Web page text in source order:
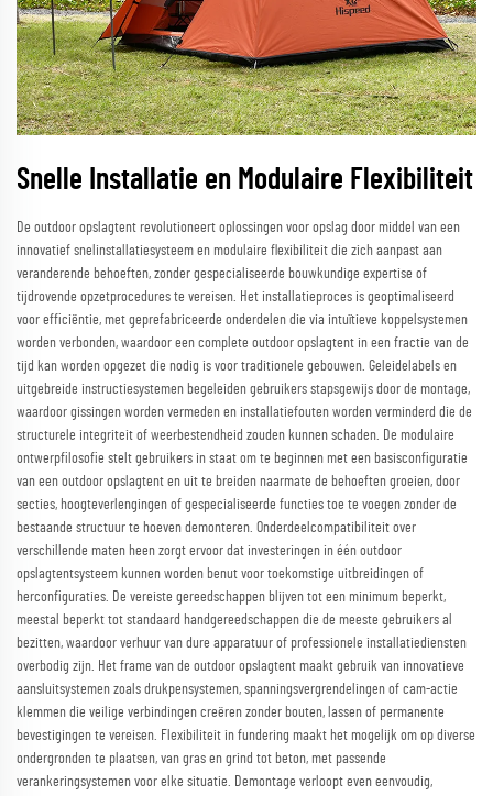
Snelle Installatie en Modulaire Flexibiliteit
De outdoor opslagtent revolutioneert oplossingen voor opslag door middel van een
innovatief snelinstallatiesysteem en modulaire flexibiliteit die zich aanpast aan
veranderende behoeften, zonder gespecialiseerde bouwkundige expertise of
tijdrovende opzetprocedures te vereisen. Het installatieproces is geoptimaliseerd
voor efficiëntie, met geprefabriceerde onderdelen die via intuïtieve koppelsystemen
worden verbonden, waardoor een complete outdoor opslagtent in een fractie van de
tijd kan worden opgezet die nodig is voor traditionele gebouwen. Geleidelabels en
uitgebreide instructiesystemen begeleiden gebruikers stapsgewijs door de montage,
waardoor gissingen worden vermeden en installatiefouten worden verminderd die de
structurele integriteit of weerbestendheid zouden kunnen schaden. De modulaire
ontwerpfilosofie stelt gebruikers in staat om te beginnen met een basisconfiguratie
van een outdoor opslagtent en uit te breiden naarmate de behoeften groeien, door
secties, hoogteverlengingen of gespecialiseerde functies toe te voegen zonder de
bestaande structuur te hoeven demonteren. Onderdeelcompatibiliteit over
verschillende maten heen zorgt ervoor dat investeringen in één outdoor
opslagtentsysteem kunnen worden benut voor toekomstige uitbreidingen of
herconfiguraties. De vereiste gereedschappen blijven tot een minimum beperkt,
meestal beperkt tot standaard handgereedschappen die de meeste gebruikers al
bezitten, waardoor verhuur van dure apparatuur of professionele installatiediensten
overbodig zijn. Het frame van de outdoor opslagtent maakt gebruik van innovatieve
aansluitsystemen zoals drukpensystemen, spanningsvergrendelingen of cam-actie
klemmen die veilige verbindingen creëren zonder bouten, lassen of permanente
bevestigingen te vereisen. Flexibiliteit in fundering maakt het mogelijk om op diverse
ondergronden te plaatsen, van gras en grind tot beton, met passende
verankeringsystemen voor elke situatie. Demontage verloopt even eenvoudig,